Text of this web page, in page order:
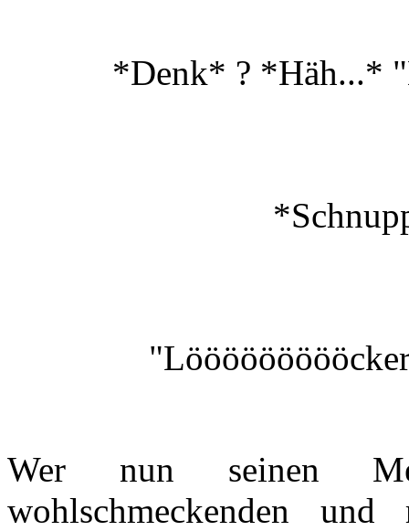
*Denk* ? *Häh...*
Wer nun seinen
wohlschmeckenden